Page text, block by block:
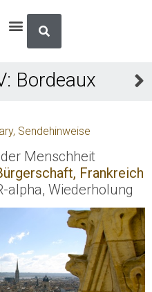
Bordeaux
, Sendehinweise
Menschheit
Frankreich
alpha, Wiederholung